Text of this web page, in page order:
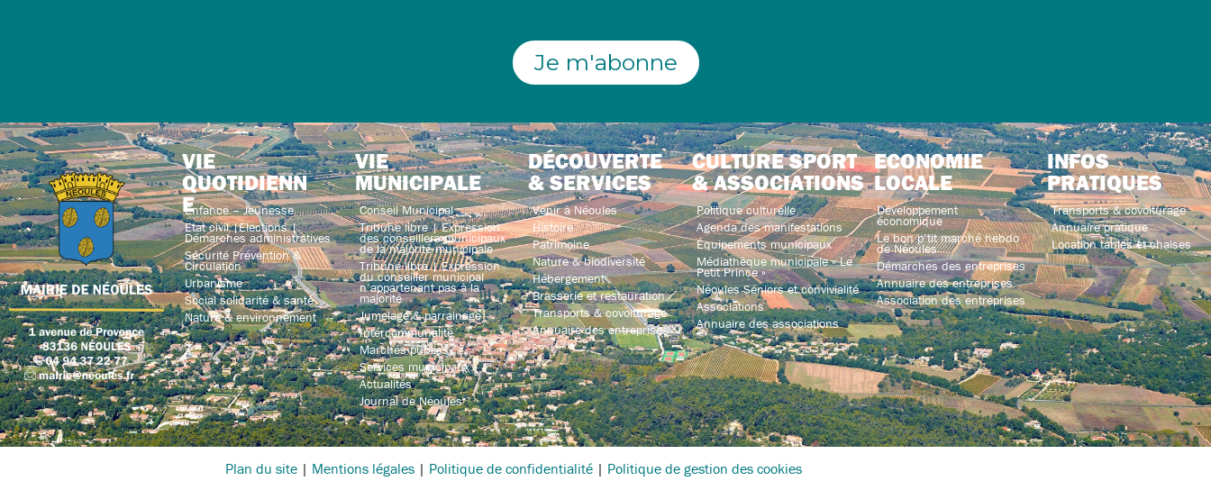
Je m'abonne
VIE
QUOTIDIENN
E
Enfance – Jeunesse
Etat civil |Elections |
Démarches administratives
Sécurité Prévention &
Circulation
Urbanisme
Social solidarité & santé
Nature & environnement
VIE
MUNICIPALE
Conseil Municipal
Tribune libre | Expression
des conseillers municipaux
de la majorité municipale
Tribune libre | Expression
du conseiller municipal
n’appartenant pas à la
majorité
Jumelage & parrainage
Intercommunalité
Marchés publics
Services municipaux
Actualités
Journal de Néoules
DÉCOUVERTE
& SERVICES
Venir à Néoules
Histoire
Patrimoine
Nature & biodiversité
Hébergement
Brasserie et restauration
Transports & covoiturage
Annuaire des entreprises
CULTURE SPORT
& ASSOCIATIONS
Politique culturelle
Agenda des manifestations
Équipements municipaux
Médiathèque municipale « Le
Petit Prince »
Néoules Séniors et convivialité
Associations
Annuaire des associations
ECONOMIE
LOCALE
Développement
économique
Le bon p’tit marché hebdo
de Néoules
Démarches des entreprises
Annuaire des entreprises
Association des entreprises
INFOS
PRATIQUES
Transports & covoiturage
Annuaire pratique
Location tables et chaises
Plan du site | Mentions légales | Politique de confidentialité | Politique de gestion des cookies